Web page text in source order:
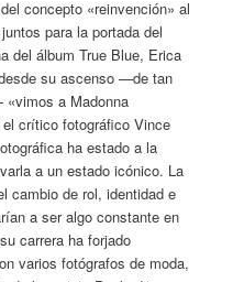
concepto «reinvención» al
para la portada del
del álbum True Blue, Erica
su ascenso —de tan
a Madonna
crítico fotográfico Vince
ha estado a la
a un estado icónico. La
cambio de rol, identidad e
a ser algo constante en
carrera ha forjado
varios fotógrafos de moda,